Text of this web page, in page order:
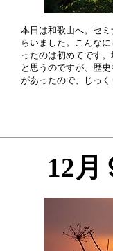
本日は和歌山へ。セ
らいました。こんな
ったのは初めてです
と思うのですが、歴
12月